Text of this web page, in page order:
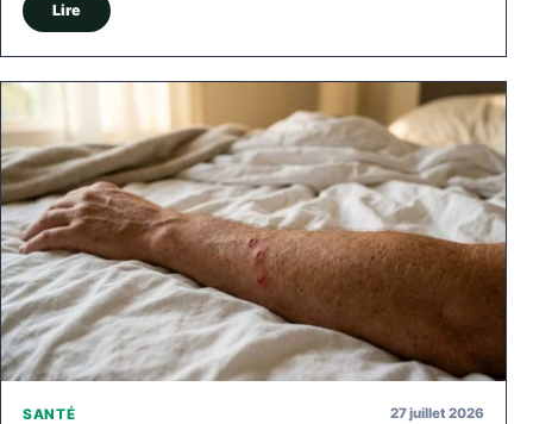
Lire
SANTÉ 27 juillet 2026